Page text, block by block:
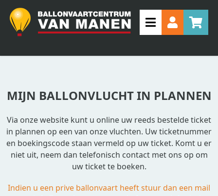
MIJN BALLONVLUCHT IN PLANNEN
Via onze website kunt u online uw reeds bestelde ticket
in plannen op een van onze vluchten. Uw ticketnummer
en boekingscode staan vermeld op uw ticket. Komt u er
niet uit, neem dan telefonisch contact met ons op om
uw ticket te boeken.
Indien u een prive ballonvaart heeft stuur dan een mail